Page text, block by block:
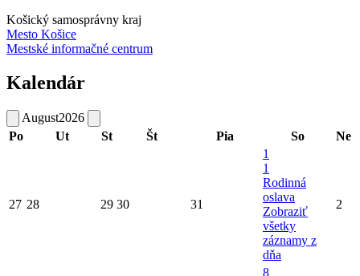
Košický samosprávny kraj
Mesto Košice
Mestské informačné centrum
Kalendár
August2026
Po
Ut St Št Pia So Ne
27 28 29 30 31
1
1
Rodinná
oslava
Zobraziť
všetky
záznamy z
dňa
2
8